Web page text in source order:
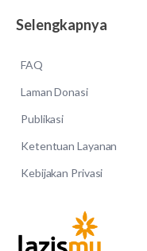
Selengkapnya
FAQ
Laman Donasi
Publikasi
Ketentuan Layanan
Kebijakan Privasi